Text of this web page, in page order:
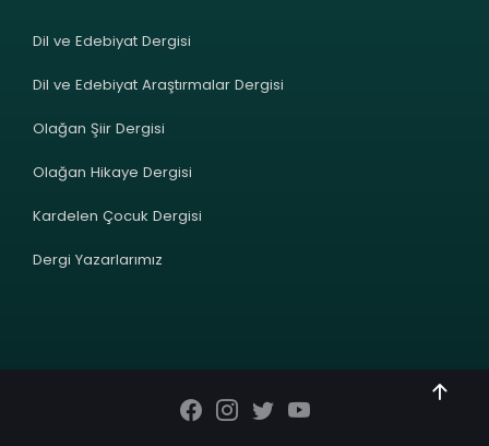
Dil ve Edebiyat Dergisi
Dil ve Edebiyat Araştırmalar Dergisi
Olağan Şiir Dergisi
Olağan Hikaye Dergisi
Kardelen Çocuk Dergisi
Dergi Yazarlarımız